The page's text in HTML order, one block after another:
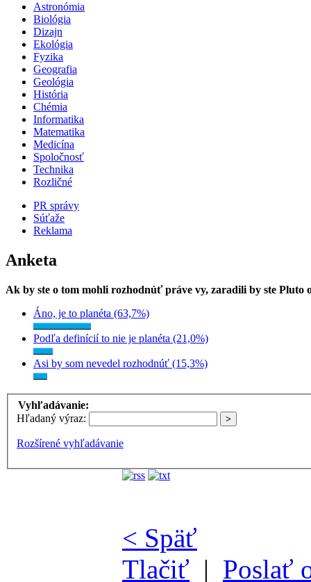
Astronómia
Biológia
Dizajn
Ekológia
Fyzika
Geografia
Geológia
História
Chémia
Informatika
Matematika
Medicína
Spoločnosť
Technika
Rozličné
PR správy
Súťaže
Reklama
Anketa
Ak by ste o tom mohli rozhodnúť práve vy, zaradili by ste Pluto
Áno, je to planéta (63,7%)
Podľa definícií to nie je planéta (21,0%)
Asi by som nevedel rozhodnúť (15,3%)
Vyhľadávanie:
Hľadaný výraz:
Rozšírené vyhľadávanie
< Späť
Tlačiť | Poslať